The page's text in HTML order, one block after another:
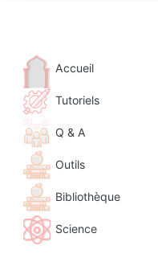
Accueil
Tutoriels
Q & A
Outils
Bibliothèque
Science